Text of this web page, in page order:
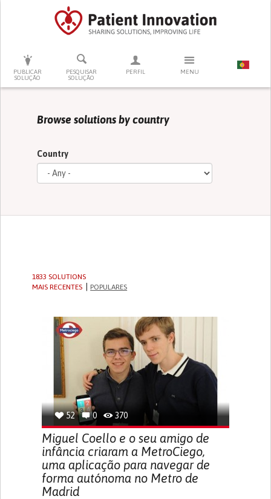
PUBLICAR
SOLUÇÃO
PESQUISAR
SOLUÇÃO
PERFIL MENU
PRESSIONE ENTER PARA PESQUISAR
Browse solutions by country
Country
1833 SOLUTIONS
MAIS RECENTES
POPULARES
52 0 370
Miguel Coello e o seu amigo de
infância criaram a MetroCiego,
uma aplicação para navegar de
forma autónoma no Metro de
Madrid